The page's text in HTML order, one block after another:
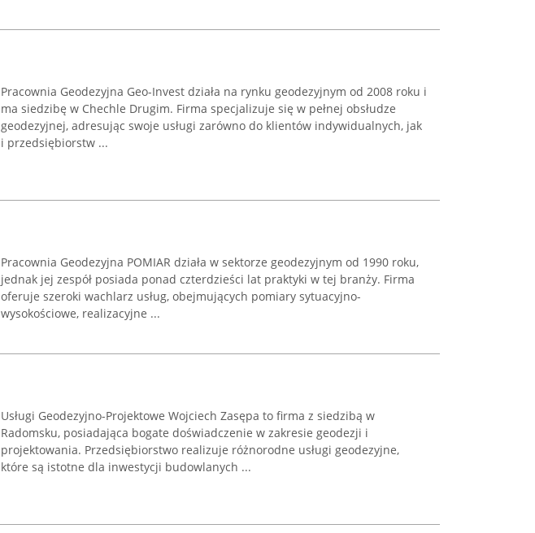
Pracownia Geodezyjna Geo-Invest działa na rynku geodezyjnym od 2008 roku i
ma siedzibę w Chechle Drugim. Firma specjalizuje się w pełnej obsłudze
geodezyjnej, adresując swoje usługi zarówno do klientów indywidualnych, jak
i przedsiębiorstw ...
Pracownia Geodezyjna POMIAR działa w sektorze geodezyjnym od 1990 roku,
jednak jej zespół posiada ponad czterdzieści lat praktyki w tej branży. Firma
oferuje szeroki wachlarz usług, obejmujących pomiary sytuacyjno-
wysokościowe, realizacyjne ...
Usługi Geodezyjno-Projektowe Wojciech Zasępa to firma z siedzibą w
Radomsku, posiadająca bogate doświadczenie w zakresie geodezji i
projektowania. Przedsiębiorstwo realizuje różnorodne usługi geodezyjne,
które są istotne dla inwestycji budowlanych ...